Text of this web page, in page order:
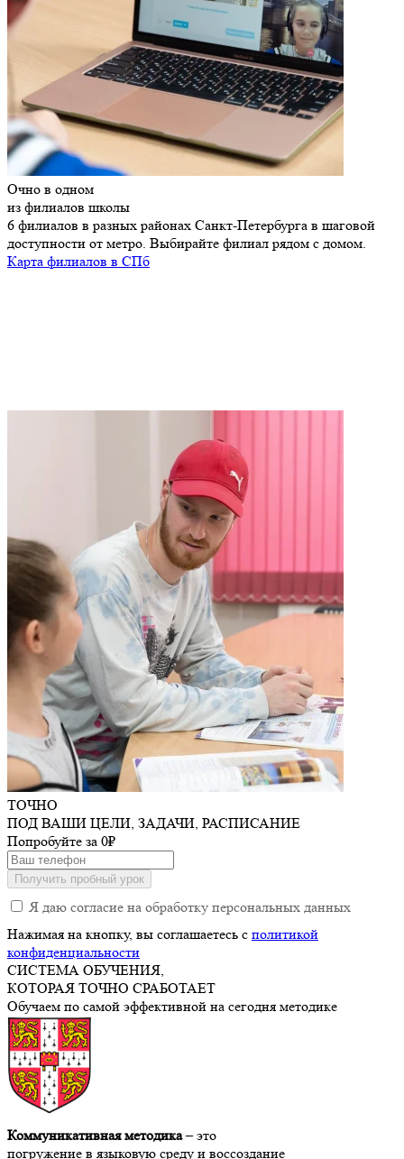
Очно в одном
из филиалов школы
6 филиалов в разных районах Санкт-Петербурга в шаговой
доступности от метро. Выбирайте филиал рядом с домом.
Карта филиалов в СПб
ТОЧНО
ПОД ВАШИ ЦЕЛИ, ЗАДАЧИ, РАСПИСАНИЕ
Попробуйте за 0₽
Получить пробный урок
Я даю согласие на обработку персональных данных
Нажимая на кнопку, вы соглашаетесь c политикой
конфиденциальности
СИСТЕМА ОБУЧЕНИЯ,
КОТОРАЯ ТОЧНО СРАБОТАЕТ
Обучаем по самой эффективной на сегодня методике
Коммуникативная методика– это
погружение в языковую среду и воссоздание